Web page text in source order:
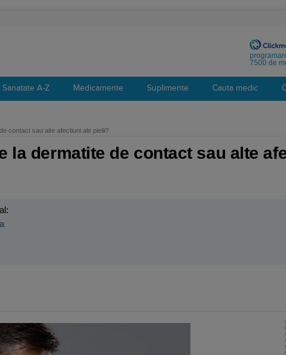
7500 de
Sanatate A-Z Medicamente Suplimente Cauta medic
contact sau alte afectiuni ale pielii?
la dermatite de contact sau alte